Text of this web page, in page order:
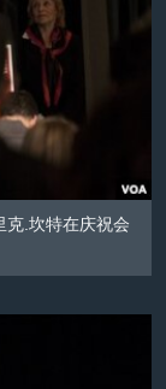
克.坎特在庆祝会